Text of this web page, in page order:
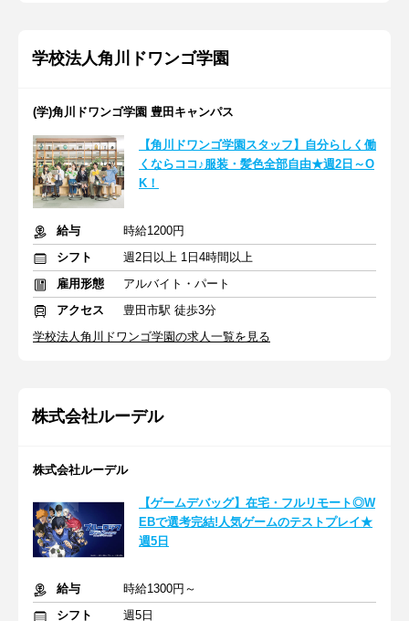
学校法人角川ドワンゴ学園
(学)角川ドワンゴ学園 豊田キャンパス
【角川ドワンゴ学園スタッフ】自分らしく働
くならココ♪服装・髪色全部自由★週2日～O
K！
給与
時給1200円
シフト
週2日以上 1日4時間以上
雇用形態
アルバイト・パート
アクセス
豊田市駅 徒歩3分
学校法人角川ドワンゴ学園の求人一覧を見る
株式会社ルーデル
株式会社ルーデル
【ゲームデバッグ】在宅・フルリモート◎W
EBで選考完結!人気ゲームのテストプレイ★
週5日
給与
時給1300円～
シフト
週5日